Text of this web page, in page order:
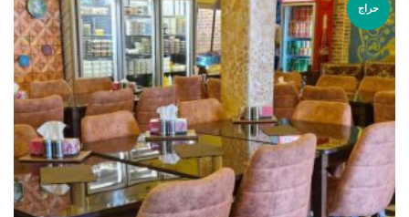
حراج